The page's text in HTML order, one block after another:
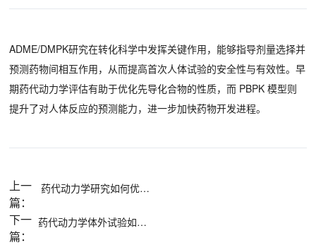
ADME/DMPK研究在转化科学中发挥关键作用，能够指导剂量选择并
预测药物间相互作用，从而提高首次人体试验的安全性与有效性。早
期药代动力学评估有助于优化先导化合物的性质，而 PBPK 模型则
提升了对人体反应的预测能力，进一步加快药物开发进程。
上一
篇：
药代动力学研究如何优化给药策略？
下一
篇：
药代动力学体外试验如何补充体内研究？